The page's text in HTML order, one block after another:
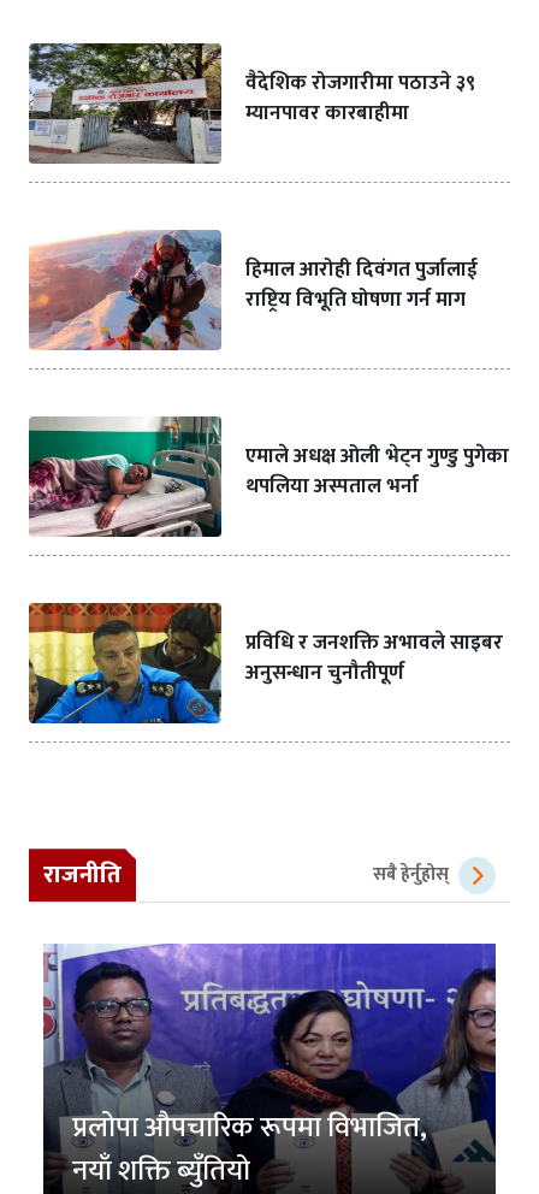
वैदेशिक रोजगारीमा पठाउने ३९
म्यानपावर कारबाहीमा
हिमाल आरोही दिवंगत पुर्जालाई
राष्ट्रिय विभूति घोषणा गर्न माग
एमाले अधक्ष ओली भेट्न गुण्डु पुगेका
थपलिया अस्पताल भर्ना
प्रविधि र जनशक्ति अभावले साइबर
अनुसन्धान चुनौतीपूर्ण
राजनीति सबै हेर्नुहोस्
प्रलोपा औपचारिक रूपमा विभाजित,
नयाँ शक्ति ब्युँतियो